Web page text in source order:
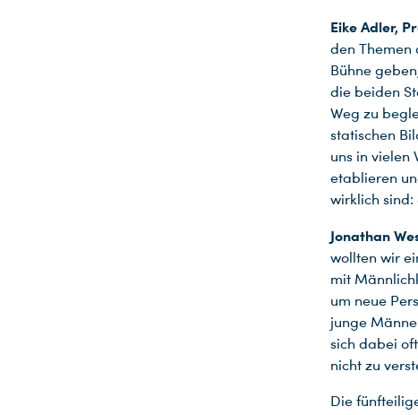
Eike Adler,
den Themen
Bühne
die beiden
Weg zu
statischen
uns in vielen
etablieren
wirklich sind:
Jonathan
wollten wir
mit
um neue
junge
sich dabei
nicht zu
Die